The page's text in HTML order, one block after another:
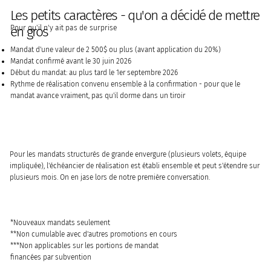
Les petits caractères - qu'on a décidé de mettre
en gros
Pour qu'il n'y ait pas de surprise
Mandat d'une valeur de 2 500$ ou plus (avant application du 20%)
Mandat confirmé avant le 30 juin 2026
Début du mandat: au plus tard le 1er septembre 2026
Rythme de réalisation convenu ensemble à la confirmation - pour que le
mandat avance vraiment, pas qu'il dorme dans un tiroir
Pour les mandats structurés de grande envergure (plusieurs volets, équipe
impliquée), l'échéancier de réalisation est établi ensemble et peut s'étendre sur
plusieurs mois. On en jase lors de notre première conversation.
*Nouveaux mandats seulement
**Non cumulable avec d'autres promotions en cours
***Non applicables sur les portions de mandat
financées par subvention